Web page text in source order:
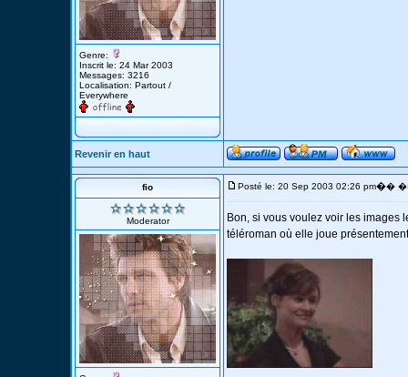
Genre:
Inscrit le: 24 Mar 2003
Messages: 3216
Localisation: Partout /
Everywhere
Revenir en haut
fio
Moderator
Posté le: 20 Sep 2003 02:26 pm��
Bon, si vous voulez voir les images
téléroman où elle joue